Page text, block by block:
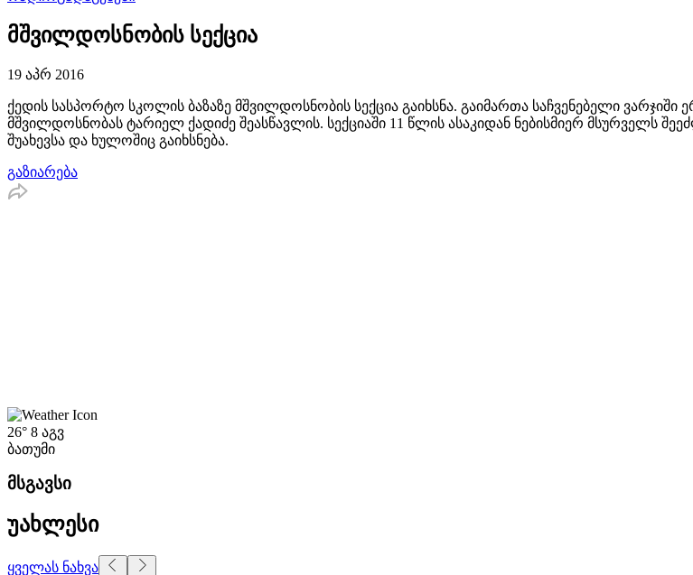
მშვილდოსნობის სექცია
19 აპრ 2016
ქედის სასპორტო სკოლის ბაზაზე მშვილდოსნობის სექცია გაიხსნა. გაიმართა საჩვენებელი
მშვილდოსნობას ტარიელ ქადიძე შეასწავლის. სექციაში 11 წლის ასაკიდან ნებისმიერ მსურველს
შუახევსა და ხულოშიც გაიხსნება.
გაზიარება
26° 8 აგვ
ბათუმი
მსგავსი
უახლესი
ყველას ნახვა